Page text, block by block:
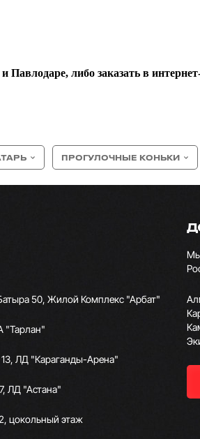
либо заказать в
ПРОГУЛОЧНЫЕ КОНЬКИ
50, Жилой Комплекс "Арбат"
"Тарлан"
​ЛД "Караганды-Арена"
ЛД "Астана"
цокольный этаж
Мы